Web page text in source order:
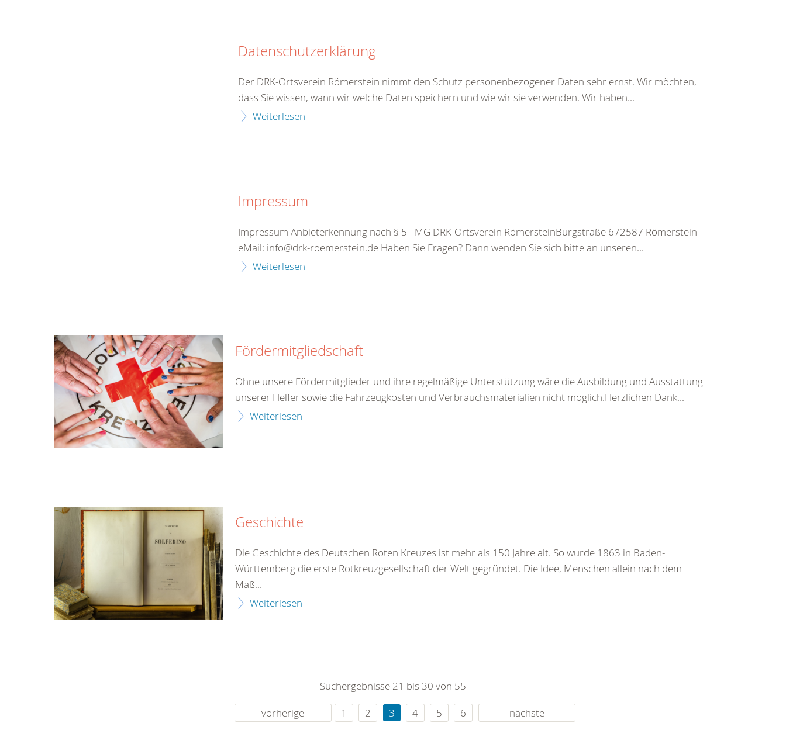
Datenschutzerklärung
Der DRK-Ortsverein Römerstein nimmt den Schutz personenbezogener Daten sehr ernst. Wir möchten,
dass Sie wissen, wann wir welche Daten speichern und wie wir sie verwenden. Wir haben...
Weiterlesen
Impressum
Impressum Anbieterkennung nach § 5 TMG DRK-Ortsverein RömersteinBurgstraße 672587 Römerstein
eMail: info@drk-roemerstein.de Haben Sie Fragen? Dann wenden Sie sich bitte an unseren...
Weiterlesen
Fördermitgliedschaft
Ohne unsere Fördermitglieder und ihre regelmäßige Unterstützung wäre die Ausbildung und Ausstattung
unserer Helfer sowie die Fahrzeugkosten und Verbrauchsmaterialien nicht möglich.Herzlichen Dank...
Weiterlesen
Geschichte
Die Geschichte des Deutschen Roten Kreuzes ist mehr als 150 Jahre alt. So wurde 1863 in Baden-
Württemberg die erste Rotkreuzgesellschaft der Welt gegründet. Die Idee, Menschen allein nach dem
Maß...
Weiterlesen
Suchergebnisse 21 bis 30 von 55
vorherige
1 2 3 4 5 6 nächste